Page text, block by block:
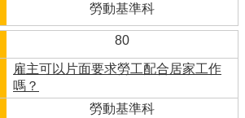
勞動基準科
80
雇主可以片面要求勞工配合居家工作
嗎？
勞動基準科